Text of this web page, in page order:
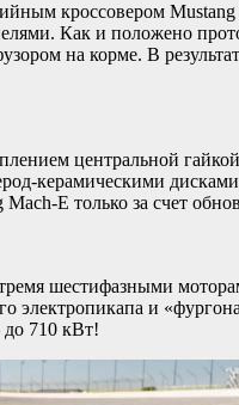
кроссовером
Как и положено
на корме. В
центральной
керамическими
E только за счет
шестифазными
электропикапа и
до 710 кВт!